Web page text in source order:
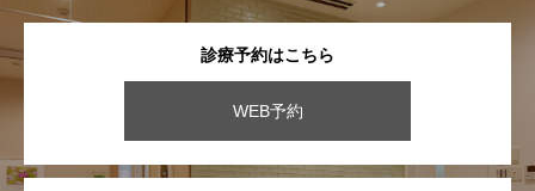
診療予約はこちら
WEB予約